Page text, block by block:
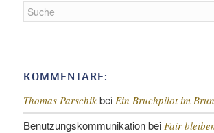
KOMMENTARE:
Thomas Parschikbei Ein Bruchpilot im
Benutzungskommunikationbei Fair